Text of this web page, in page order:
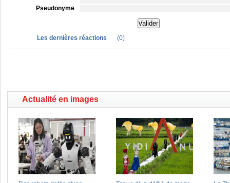
Pseudonyme
Les dernières réactions (0)